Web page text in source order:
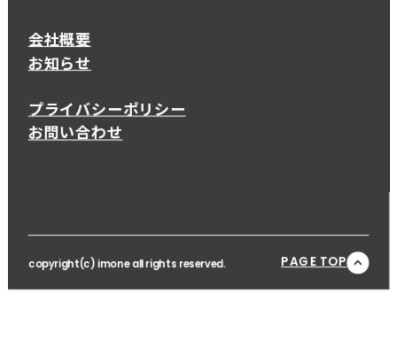
会社概要
お知らせ
プライバシーポリシー
お問い合わせ
copyright(c) imone all rights reserved. PAGE TOP